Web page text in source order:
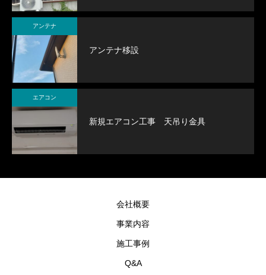
アンテナ
アンテナ移設
エアコン
新規エアコン工事 天吊り金具
会社概要
事業内容
施工事例
Q&A